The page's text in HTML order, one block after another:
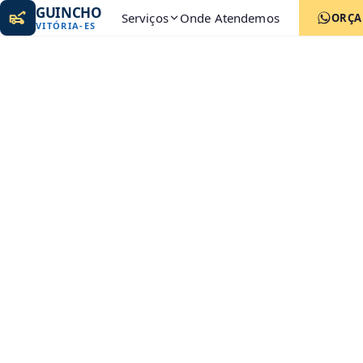
GUINCHO
VITÓRIA- ES Serviços Onde Atendemos